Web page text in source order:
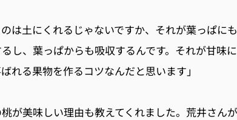
のは土にくれるじゃないですか、それが葉っぱに
し、葉っぱからも吸収するんです。それが甘味
れる果物を作るコツなんだと思います」
が美味しい理由も教えてくれました。荒井さん